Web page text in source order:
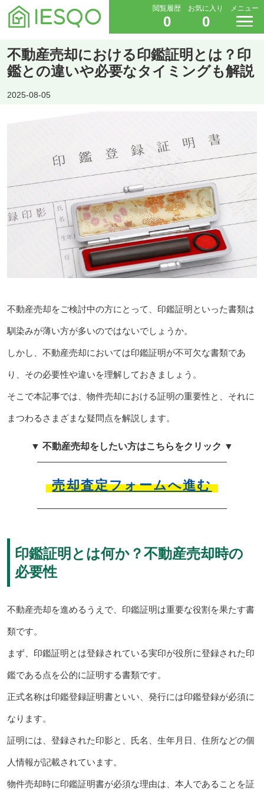
閲覧履歴
0
お気に入り
0
メニュー
不動産売却における印鑑証明とは？印
鑑との違いや必要なタイミングも解説
2025-08-05
不動産売却をご検討中の方にとって、印鑑証明といった書類は
馴染みが薄い方が多いのではないでしょうか。
しかし、不動産売却においては印鑑証明が不可欠な書類であ
り、その必要性や違いを理解しておきましょう。
そこで本記事では、物件売却における証明の重要性と、それに
まつわるさまざまな疑問点を解説します。
▼ 不動産売却をしたい方はこちらをクリック ▼
売却査定フォームへ進む
印鑑証明とは何か？不動産売却時の
必要性
不動産売却を進めるうえで、印鑑証明は重要な役割を果たす書
類です。
まず、印鑑証明とは登録されている実印が役所に登録された印
鑑である点を公的に証明する書類です。
正式名称は印鑑登録証明書といい、発行には印鑑登録が必須に
なります。
証明には、登録された印影と、氏名、生年月日、住所などの個
人情報が記載されています。
物件売却時に印鑑証明書が必須な理由は、本人であることを証